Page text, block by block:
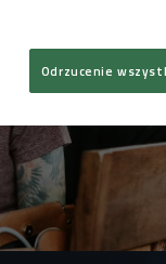
Odrzucenie